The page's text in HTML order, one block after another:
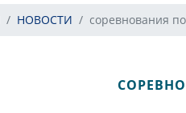
НОВОСТИ соревнования